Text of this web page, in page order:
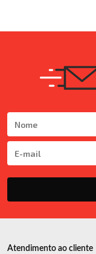
Atendimento ao cliente